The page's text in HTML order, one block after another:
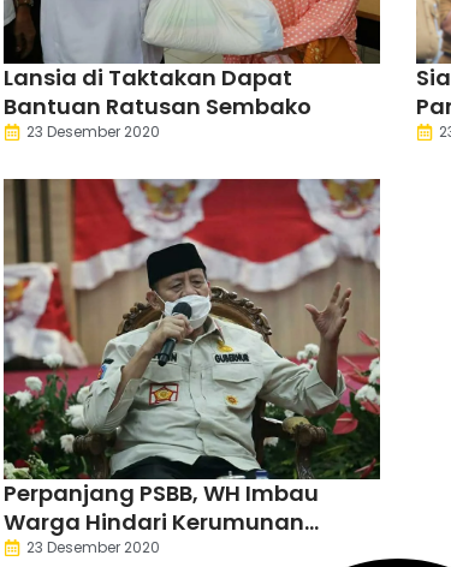
Lansia di Taktakan Dapat
Bantuan Ratusan Sembako
23 Desember 2020
Perpanjang PSBB, WH Imbau
Warga Hindari Kerumunan
Selama Nataru
23 Desember 2020